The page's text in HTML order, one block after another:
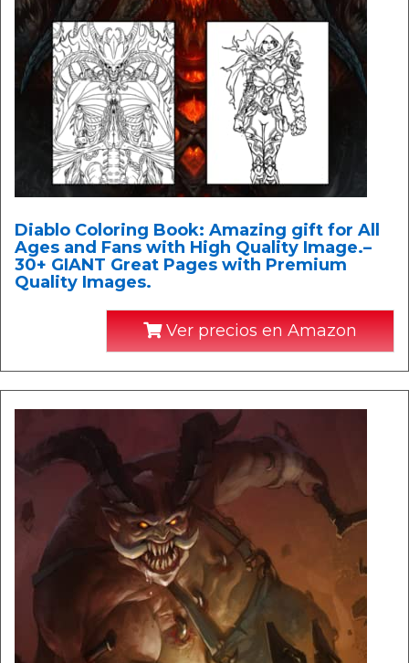
Diablo Coloring Book: Amazing gift for All
Ages and Fans with High Quality Image.–
30+ GIANT Great Pages with Premium
Quality Images.
Ver precios en Amazon